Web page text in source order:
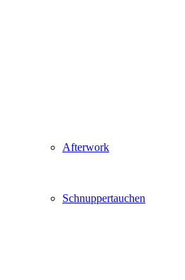
Afterwork
Schnuppertauchen